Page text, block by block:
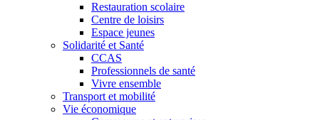
Restauration scolaire
Centre de loisirs
Espace jeunes
Solidarité et Santé
CCAS
Professionnels de santé
Vivre ensemble
Transport et mobilité
Vie économique